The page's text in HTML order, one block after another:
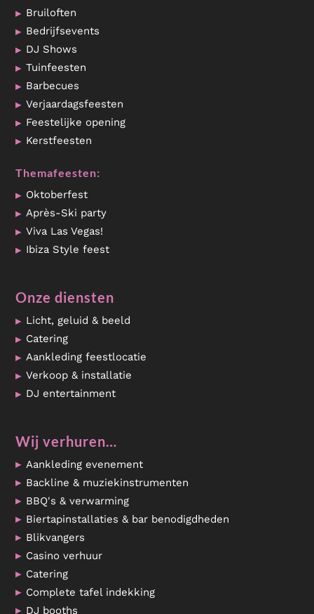
Bruiloften
Bedrijfsevents
DJ Shows
Tuinfeesten
Barbecues
Verjaardagsfeesten
Feestelijke opening
Kerstfeesten
Themafeesten:
Oktoberfest
Après-Ski party
Viva Las Vegas!
Ibiza Style feest
Onze diensten
Licht, geluid & beeld
Catering
Aankleding feestlocatie
Verkoop & installatie
DJ entertainment
Wij verhuren…
Aankleding evenement
Backline & muziekinstrumenten
BBQ's & verwarming
Biertapinstallaties & bar benodigdheden
Blikvangers
Casino verhuur
Catering
Complete tafel indekking
DJ booths